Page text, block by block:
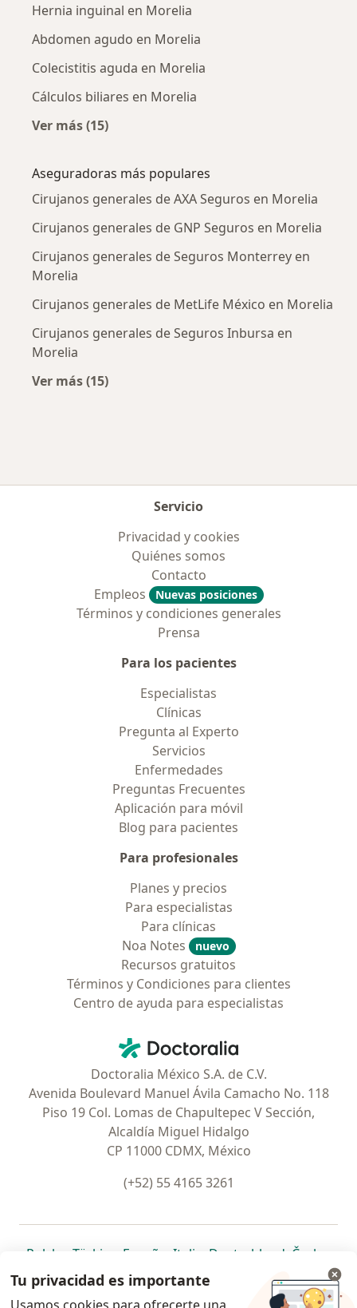
Hernia inguinal en Morelia
Abdomen agudo en Morelia
Colecistitis aguda en Morelia
Cálculos biliares en Morelia
Ver más (15)
Aseguradoras más populares
Cirujanos generales de AXA Seguros en Morelia
Cirujanos generales de GNP Seguros en Morelia
Cirujanos generales de Seguros Monterrey en
Morelia
Cirujanos generales de MetLife México en Morelia
Cirujanos generales de Seguros Inbursa en
Morelia
Ver más (15)
Servicio
Privacidad y cookies
Quiénes somos
Contacto
Empleos
Nuevas posiciones
Términos y condiciones generales
Prensa
Para los pacientes
Especialistas
Clínicas
Pregunta al Experto
Servicios
Enfermedades
Preguntas Frecuentes
Aplicación para móvil
Blog para pacientes
Para profesionales
Planes y precios
Para especialistas
Para clínicas
Noa Notes
nuevo
Recursos gratuitos
Términos y Condiciones para clientes
Centro de ayuda para especialistas
Doctoralia - Página de inicio
Doctoralia México S.A. de C.V.
Avenida Boulevard Manuel Ávila Camacho No. 118
Piso 19 Col. Lomas de Chapultepec V Sección,
Alcaldía Miguel Hidalgo
CP 11000 CDMX, México
(+52) 55 4165 3261
Polska se abre en una nueva pestaña
Türkiye se abre en una nueva pestaña
España se abre en una nueva pestaña
Italia se abre en una nueva
Deutschlandse abre en
Česko
Portugal
se abre en una nueva pestaña
México se abre en una nueva pestaña
Chile se abre en una nueva pestaña
Brasil se abre en una nueva
se abre en
se
se abre en una nueva
Tu privacidad es importante